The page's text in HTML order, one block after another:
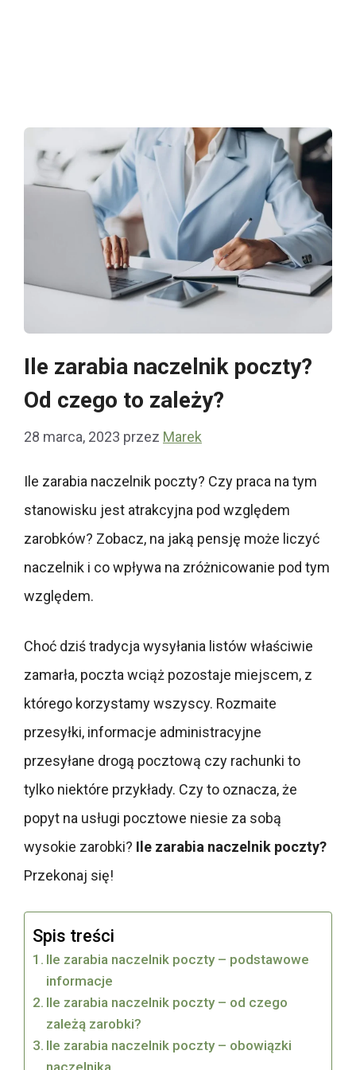
Ile zarabia naczelnik poczty?
Od czego to zależy?
28 marca, 2023 przez Marek
Ile zarabia naczelnik poczty? Czy praca na tym
stanowisku jest atrakcyjna pod względem
zarobków? Zobacz, na jaką pensję może liczyć
naczelnik i co wpływa na zróżnicowanie pod tym
względem.
Choć dziś tradycja wysyłania listów właściwie
zamarła, poczta wciąż pozostaje miejscem, z
którego korzystamy wszyscy. Rozmaite
przesyłki, informacje administracyjne
przesyłane drogą pocztową czy rachunki to
tylko niektóre przykłady. Czy to oznacza, że
popyt na usługi pocztowe niesie za sobą
wysokie zarobki? Ile zarabia naczelnik poczty?
Przekonaj się!
Spis treści
Ile zarabia naczelnik poczty – podstawowe
informacje
Ile zarabia naczelnik poczty – od czego
zależą zarobki?
Ile zarabia naczelnik poczty – obowiązki
naczelnika